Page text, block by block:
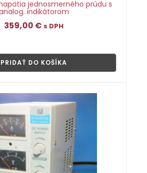
jednosmerného prúdu s
indikátorom
359,00 € s DPH
PRIDAŤ DO KOŠÍKA